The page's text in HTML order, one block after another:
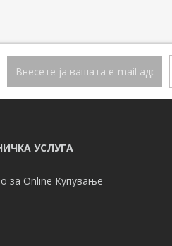
УСЛУГА
за Online Купување